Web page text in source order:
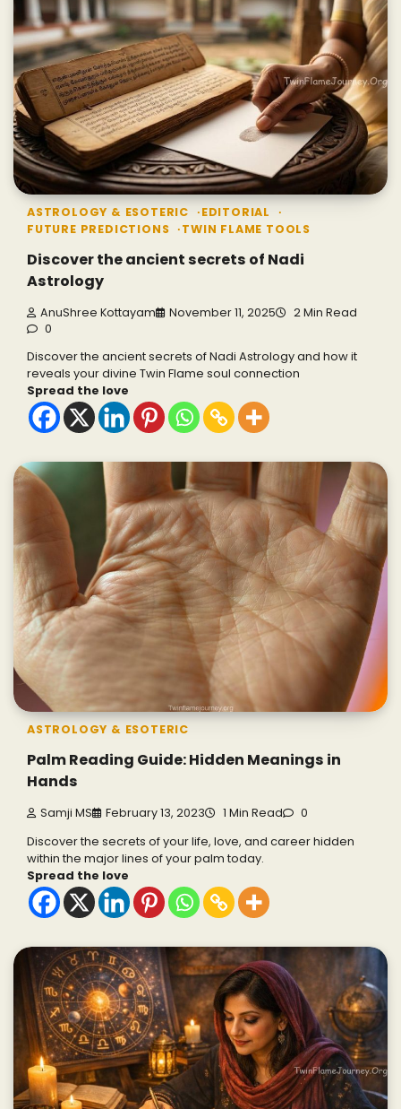
ASTROLOGY & ESOTERIC
EDITORIAL
FUTURE PREDICTIONS
TWIN FLAME TOOLS
Discover the ancient secrets of Nadi
Astrology
AnuShree Kottayam November 11, 2025
2 Min Read
0
Discover the ancient secrets of Nadi Astrology and how it
reveals your divine Twin Flame soul connection
Spread the love
ASTROLOGY & ESOTERIC
Palm Reading Guide: Hidden Meanings in
Hands
Samji MS February 13, 2023 1 Min Read 0
Discover the secrets of your life, love, and career hidden
within the major lines of your palm today.
Spread the love